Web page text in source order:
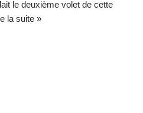
le deuxième volet de cette
la suite »